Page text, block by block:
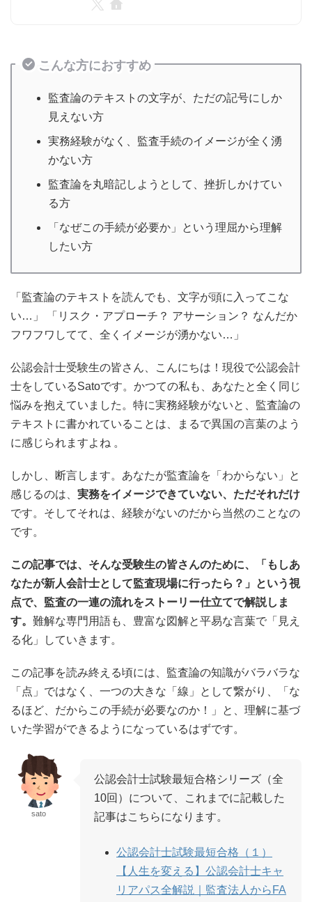
こんな方におすすめ
監査論のテキストの文字が、ただの記号にしか
見えない方
実務経験がなく、監査手続のイメージが全く湧
かない方
監査論を丸暗記しようとして、挫折しかけてい
る方
「なぜこの手続が必要か」という理屈から理解
したい方
「監査論のテキストを読んでも、文字が頭に入ってこな
い…」 「リスク・アプローチ？ アサーション？ なんだか
フワフワしてて、全くイメージが湧かない…」
公認会計士受験生の皆さん、こんにちは！現役で公認会計
士をしているSatoです。かつての私も、あなたと全く同じ
悩みを抱えていました。特に実務経験がないと、監査論の
テキストに書かれていることは、まるで異国の言葉のよう
に感じられますよね 。
しかし、断言します。あなたが監査論を「わからない」と
感じるのは、 実務をイメージできていない、ただそれだけ
です。そしてそれは、経験がないのだから当然のことなの
です。
この記事では、そんな受験生の皆さんのために、「もしあ
なたが新人会計士として監査現場に行ったら？」という視
点で、監査の一連の流れをストーリー仕立てで解説しま
す。 難解な専門用語も、豊富な図解と平易な言葉で「見え
る化」していきます。
この記事を読み終える頃には、監査論の知識がバラバラな
「点」ではなく、一つの大きな「線」として繋がり、「な
るほど、だからこの手続が必要なのか！」と、理解に基づ
いた学習ができるようになっているはずです。
sato
公認会計士試験最短合格シリーズ（全
10回）について、これまでに記載した
記事はこちらになります。
公認会計士試験最短合格（１）
【人生を変える】公認会計士キャ
リアパス全解説｜監査法人からFA